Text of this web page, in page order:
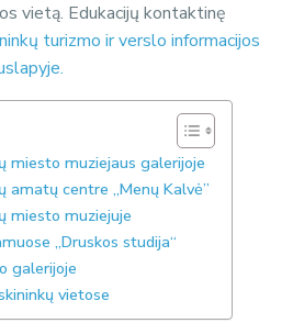
vietą. Edukacijų kontaktinę
turizmo ir verslo informacijos
miesto muziejaus galerijoje
amatų centre „Menų Kalvė”
miesto muziejuje
„Druskos studija“
galerijoje
vietose